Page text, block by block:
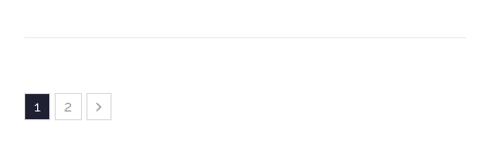
Page
1 Page
2 Siguiente